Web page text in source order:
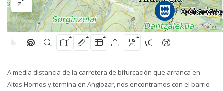
A media distancia de la carretera de bifurcación que arranca en
Altos Hornos y termina en Angiozar, nos encontramos con el barrio